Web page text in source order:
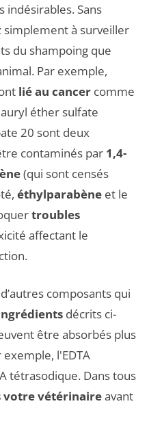
Sans
simplement à surveiller
du shampoing que
Par exemple,
lié au cancer comme
éther sulfate
20 sont deux
contaminés par 1,4-
(qui sont censés
éthylparabène et le
troubles
affectant le
composants qui
décrits ci-
être absorbés plus
l'EDTA
tétrasodique. Dans tous
votre vétérinaireavant